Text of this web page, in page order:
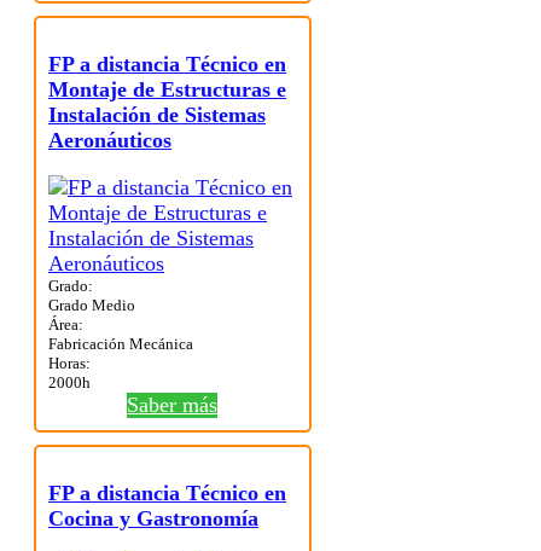
FP a distancia Técnico en
Montaje de Estructuras e
Instalación de Sistemas
Aeronáuticos
Grado:
Grado Medio
Área:
Fabricación Mecánica
Horas:
2000h
Saber más
FP a distancia Técnico en
Cocina y Gastronomía